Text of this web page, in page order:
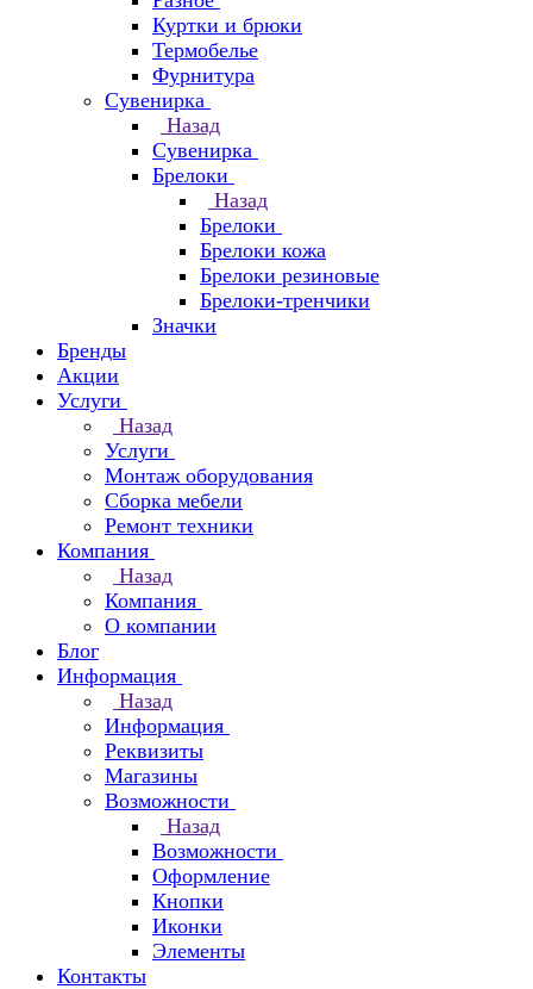
Куртки и брюки
Термобелье
Фурнитура
Сувенирка
Назад
Сувенирка
Брелоки
Назад
Брелоки
Брелоки кожа
Брелоки резиновые
Брелоки-тренчики
Значки
Бренды
Акции
Услуги
Назад
Услуги
Монтаж оборудования
Сборка мебели
Ремонт техники
Компания
Назад
Компания
О компании
Блог
Информация
Назад
Информация
Реквизиты
Магазины
Возможности
Назад
Возможности
Оформление
Кнопки
Иконки
Элементы
Контакты